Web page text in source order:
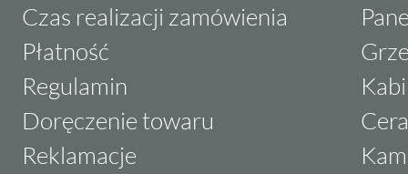
Czas realizacji zamówienia
Płatność
Regulamin
Doręczenie towaru
Reklamacje